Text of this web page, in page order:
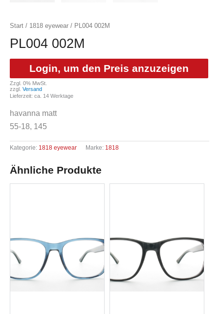
Start / 1818 eyewear / PL004 002M
PL004 002M
Login, um den Preis anzuzeigen
Zzgl. 0% MwSt.
zzgl. Versand
Lieferzeit: ca. 14 Werktage
havanna matt
55-18, 145
Kategorie: 1818 eyewear Marke: 1818
Ähnliche Produkte